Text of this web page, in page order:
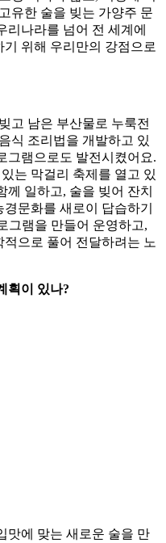
유한 술을 빚는 가양주 문
리나라를 넘어 전 세계에
위해 우리만의 강점으로
고 남은 부산물로 누룩전
식 조리법을 개발하고 있
그램으로도 발전시켰어요.
는 막걸리 축제를 열고 있
일하고, 술을 빚어 잔치
문화를 새로이 답습하기
그램을 만들어 운영하고,
으로 풀어 전달하려는 노
획이 있나?
맛에 맞는 새로운 술을 만